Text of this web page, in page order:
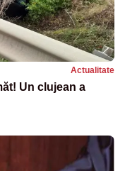
Actualitate
Un clujean a